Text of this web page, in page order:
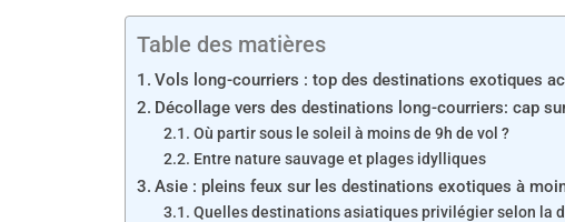
Table des matières
Vols long-courriers : top des destinations exotiques
Décollage vers des destinations long-courriers: cap
Où partir sous le soleil à moins de 9h de vol ?
Entre nature sauvage et plages idylliques
Asie : pleins feux sur les destinations exotiques à
Quelles destinations asiatiques privilégier selon la